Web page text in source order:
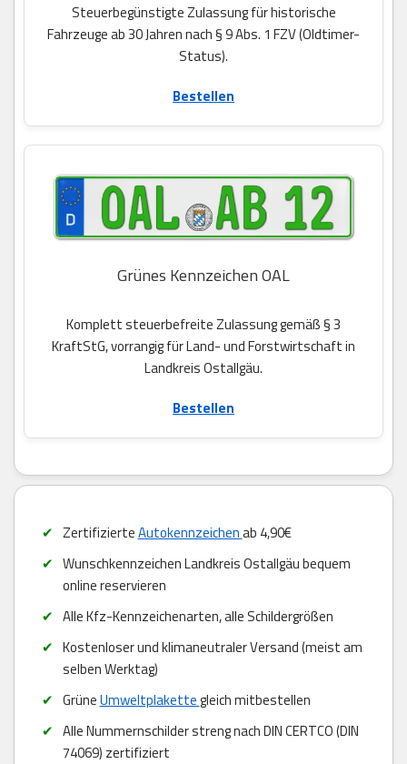
Steuerbegünstigte Zulassung für historische
Fahrzeuge ab 30 Jahren nach § 9 Abs. 1 FZV (Oldtimer-
Status).
Bestellen
Grünes Kennzeichen OAL
Komplett steuerbefreite Zulassung gemäß § 3
KraftStG, vorrangig für Land- und Forstwirtschaft in
Landkreis Ostallgäu.
Bestellen
ZertifizierteAutokennzeichenab 4,90€
Wunschkennzeichen Landkreis Ostallgäu bequem
online reservieren
Alle Kfz-Kennzeichenarten, alle Schildergrößen
Kostenloser und klimaneutraler Versand (meist am
selben Werktag)
GrüneUmweltplakettegleich mitbestellen
Alle Nummernschilder streng nach DIN CERTCO (DIN
74069) zertifiziert